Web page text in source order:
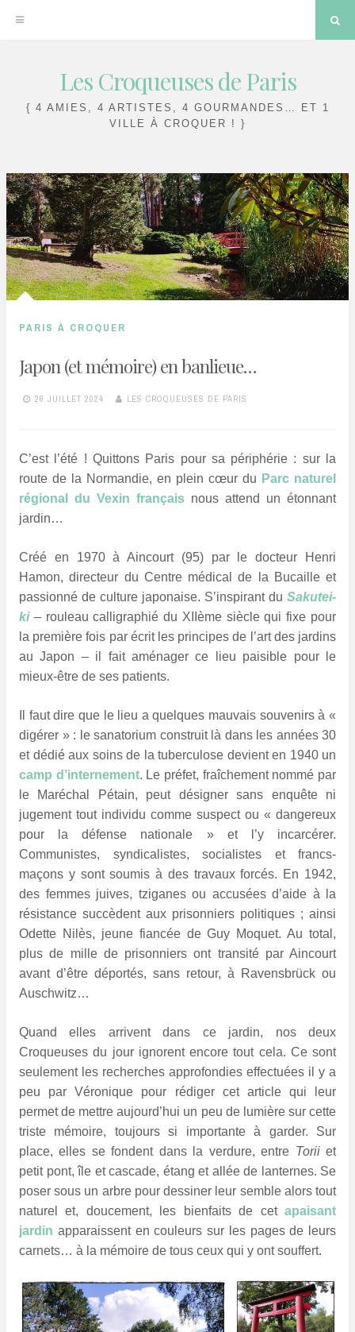
Les Croqueuses de Paris
{ 4 AMIES, 4 ARTISTES, 4 GOURMANDES… ET 1
VILLE À CROQUER ! }
PARIS À CROQUER
Japon (et mémoire) en banlieue…
26 JUILLET 2024 LES CROQUEUSES DE PARIS
C’est l’été ! Quittons Paris pour sa périphérie : sur la
route de la Normandie, en plein cœur du Parc naturel
régional du Vexin français nous attend un étonnant
jardin…
Créé en 1970 à Aincourt (95) par le docteur Henri
Hamon, directeur du Centre médical de la Bucaille et
passionné de culture japonaise. S’inspirant du Sakutei-
ki– rouleau calligraphié du XIIème siècle qui fixe pour
la première fois par écrit les principes de l’art des jardins
au Japon – il fait aménager ce lieu paisible pour le
mieux-être de ses patients.
Il faut dire que le lieu a quelques mauvais souvenirs à «
digérer » : le sanatorium construit là dans les années 30
et dédié aux soins de la tuberculose devient en 1940 un
camp d’internement. Le préfet, fraîchement nommé par
le Maréchal Pétain, peut désigner sans enquête ni
jugement tout individu comme suspect ou « dangereux
pour la défense nationale » et l’y incarcérer.
Communistes, syndicalistes, socialistes et francs-
maçons y sont soumis à des travaux forcés. En 1942,
des femmes juives, tziganes ou accusées d’aide à la
résistance succèdent aux prisonniers politiques ; ainsi
Odette Nilès, jeune fiancée de Guy Moquet. Au total,
plus de mille de prisonniers ont transité par Aincourt
avant d’être déportés, sans retour, à Ravensbrück ou
Auschwitz…
Quand elles arrivent dans ce jardin, nos deux
Croqueuses du jour ignorent encore tout cela. Ce sont
seulement les recherches approfondies effectuées il y a
peu par Véronique pour rédiger cet article qui leur
permet de mettre aujourd’hui un peu de lumière sur cette
triste mémoire, toujours si importante à garder. Sur
place, elles se fondent dans la verdure, entre Toriiet
petit pont, île et cascade, étang et allée de lanternes. Se
poser sous un arbre pour dessiner leur semble alors tout
naturel et, doucement, les bienfaits de cet apaisant
jardin apparaissent en couleurs sur les pages de leurs
carnets… à la mémoire de tous ceux qui y ont souffert.